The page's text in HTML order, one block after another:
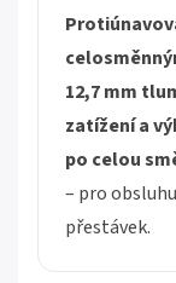
12,7 mm
zatížení a
po celou
– pro
přestávek.